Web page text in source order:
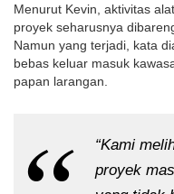
Menurut Kevin, aktivitas
proyek seharusnya
Namun yang terjadi, kata
bebas keluar masuk
papan larangan.
“Kami
proyek